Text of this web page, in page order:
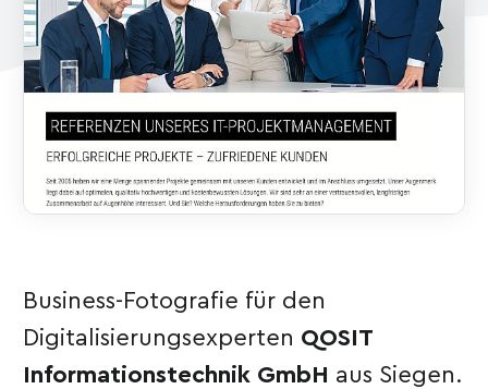
Business-Fotografie für den
Digitalisierungsexperten QOSIT
Informationstechnik GmbH aus Siegen.